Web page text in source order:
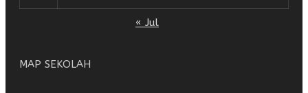
« Jul
MAP SEKOLAH